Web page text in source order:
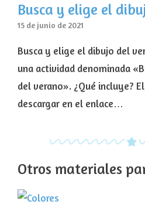
Busca y elige el
15 de junio de 2021
Busca y elige el dibujo del
una actividad denominada
del verano». ¿Qué incluye?
descargar en el enlace…
Otros materiales